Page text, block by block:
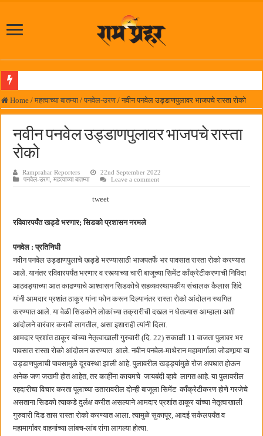
लोकनेते रामशेठ ठाकूर समाजसेवेतील हिरा -आमदार रविशेठ पाटील
पनवेलमध्ये ८ ऑगस्टला महारोजगार मेळावा
सर्वात मोठ्या दिवाळी अंक स्पर्धेचा निकाल जाहीर
जनार्दन भगत शिक्षण प्रसारक संस्थेच्या मुख्य प्रशासकीय कार्यालयासह भव्य मूट कोर्टचे बुधवारी
छत्रपती शिवाजी महाराज महाराजस्व समाधान शिबिरास पनवेलमध्ये उत्स्फूर्त प्रतिसाद
बाल्मर लॉरी आणि शेल इंडियातील कंत्राटी कामगारांना भरघोस पगारवाढ
Home / महत्वाच्या बातम्या / पनवेल-उरण / नवीन पनवेल उड्डाणपुलावर भाजपचे रास्ता रोको
नवीन पनवेल उड्डाणपुलावर भाजपचे रास्ता
रोको
Ramprahar Reporters
22nd September 2022
पनवेल-उरण ,महत्वाच्या बातम्या Leave a comment
tweet
रविवारपर्यंत खड्डे भरणार; सिडको प्रशासन नरमले
पनवेल : प्रतिनिधी
नवीन पनवेल उड्डाणपुलाचे खड्डे भरण्यासाठी भाजपतर्फे भर पावसात रास्ता रोको करण्यात
आले. यानंतर रविवारपर्यंत भरणार व रस्त्याच्या चारी बाजूच्या सिमेंट काँक्रेटीकरणाची निविदा
आठवड्याच्या आत काढण्याचे आश्वासन सिडकोचे सहव्यवस्थापकीय संचालक कैलास शिंदे
यांनी आमदार प्रशांत ठाकूर यांना फोन करून दिल्यानंतर रास्ता रोको आंदोलन स्थगित
करण्यात आले. या वेळी सिडकोने लोकांच्या तक्रारीची दखल न घेतल्यास आम्हाला अशी
आंदोलने वारंवार करावी लागतील, असा इशाराही त्यांनी दिला.
आमदार प्रशांत ठाकूर यांच्या नेतृत्वाखाली गुरुवारी (दि. 22) सकाळी 11 वाजता पुलावर भर
पावसात रास्ता रोको आंदोलन करण्यात आले. नवीन पनवेल-माथेरान महामार्गाला जोडणार्‍या या
उड्डाणपुलाची पावसामुळे दूरवस्था झाली आहे. पुलावरील खड्ड्यांमुळे रोज अपघात होऊन
अनेक जण जखमी होत आहेत, तर काहींना कायमचे जायबंदी व्हावे लागत आहे. या पुलावरील
रहदारीचा विचार करता पूलाच्या उतारावरील दोन्ही बाजूला सिमेंट काँक्रेटीकरण होणे गरजेचे
असताना सिडको त्याकडे दुर्लक्ष करीत असल्याने आमदार प्रशांत ठाकूर यांच्या नेतृत्वाखाली
गुरुवारी दिड तास रास्ता रोको करण्यात आला. त्यामुळे सुकापूर, आदई सर्कलपर्यंत व
महामार्गावर वाहनांच्या लांबच-लांब रांगा लागल्या होत्या.